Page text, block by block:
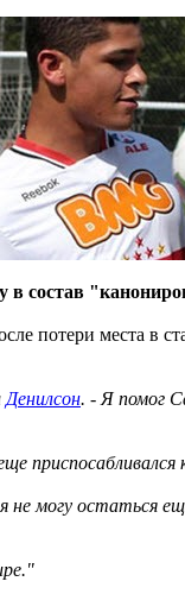
в состав
потери места в
Денилсон. - Я помог
могу остаться